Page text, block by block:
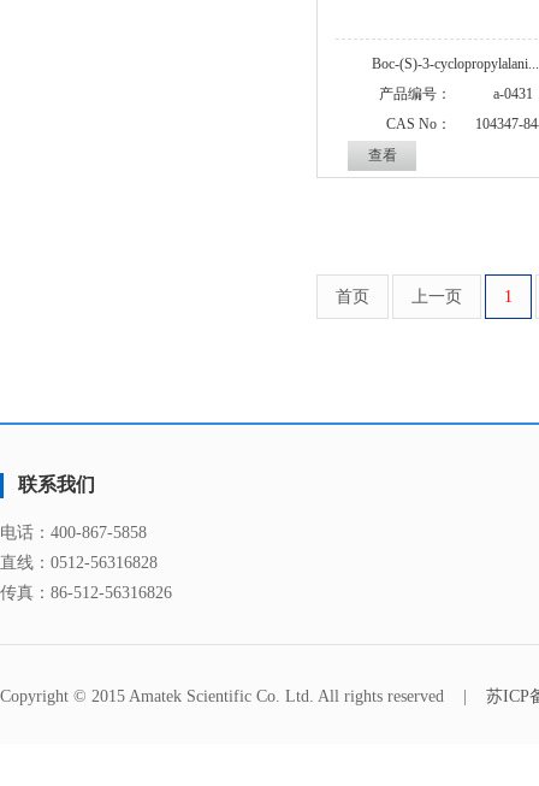
Boc-(S)-3-cyclopropylalani...
产品编号：
a-0431
CAS No：
104347-
查看
首页 上一页 1
联系我们
电话： 400-867-5858
直线： 0512-56316828
传真： 86-512-56316826
Copyright © 2015 Amatek Scientific Co. Ltd. All rights reserved 苏ICP